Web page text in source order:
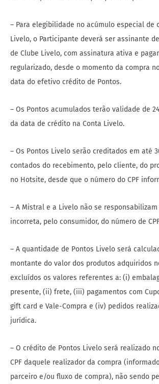
– Para elegibilidade no acúmulo especial de
Livelo, o Participante deverá ser assinante
de Clube Livelo, com assinatura ativa e
regularizado, desde o momento da compra
data do efetivo crédito de Pontos.
– Os Pontos acumulados terão validade de
da data de crédito na Conta Livelo.
– Os Pontos Livelo serão creditados em até
contados do recebimento, pelo cliente, do
no Hotsite, desde que o número do CPF
– A Mistral e a Livelo não se
incorreta, pelo consumidor, do número de
– A quantidade de Pontos Livelo será
montante do valor dos produtos adquiridos
excluídos os valores referentes a: (i)
presente, (ii) frete, (iii) pagamentos com
gift card e Vale-Compra e (iv) pedidos
jurídica.
– O crédito de Pontos Livelo será realizado
CPF daquele realizador da compra
parceiro e/ou fluxo de compra), não sendo